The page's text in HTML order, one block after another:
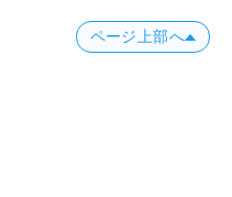
ページ上部へ